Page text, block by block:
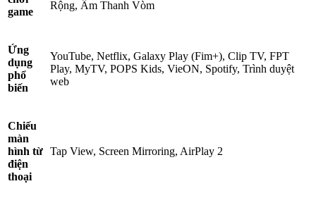
game
Rộng, Âm Thanh Vòm
Ứng
dụng
phổ
biến
YouTube, Netflix, Galaxy Play (Fim+), Clip TV, FPT
Play, MyTV, POPS Kids, VieON, Spotify, Trình duyệt
web
Chiếu
màn
hình từ
điện
thoại
Tap View, Screen Mirroring, AirPlay 2